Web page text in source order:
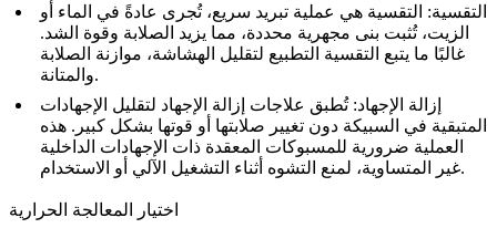
التقسية: التقسية هي عملية تبريد سريع، تُجرى عادةً في الماء أو
الزيت، تُثبت بنى مجهرية محددة، مما يزيد الصلابة وقوة الشد.
غالبًا ما يتبع التقسية التطبيع لتقليل الهشاشة، موازنة الصلابة
والمتانة.
إزالة الإجهاد: تُطبق علاجات إزالة الإجهاد لتقليل الإجهادات
المتبقية في السبيكة دون تغيير صلابتها أو قوتها بشكل كبير. هذه
العملية ضرورية للمسبوكات المعقدة ذات الإجهادات الداخلية
غير المتساوية، لمنع التشوه أثناء التشغيل الآلي أو الاستخدام.
اختيار المعالجة الحرارية